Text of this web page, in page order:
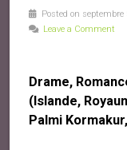
Posted on septembre
Leave a Comment
Drame,
(Islande,
Palmi